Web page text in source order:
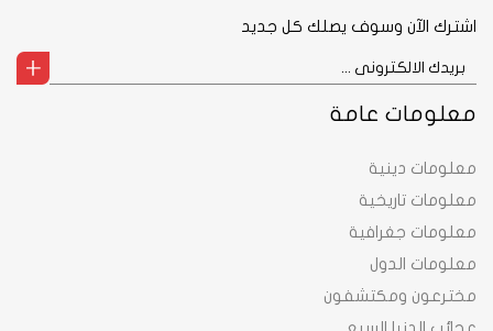
معلومات عامة
معلومات دينية
معلومات تاريخية
معلومات جغرافية
معلومات الدول
مخترعون ومكتشفون
اشترك الآن وسوف يصلك كل جديد